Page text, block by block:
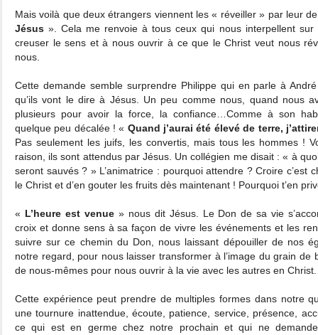
Mais voilà que deux étrangers viennent les « réveiller » par leur
Jésus». Cela me renvoie à tous ceux qui nous interpellent
creuser le sens et à nous ouvrir à ce que le Christ veut nous
nous.
Cette demande semble surprendre Philippe qui en parle à
qu’ils vont le dire à Jésus. Un peu comme nous, quand nous
plusieurs pour avoir la force, la confiance…Comme à son
quelque peu décalée ! « Quand j’aurai été élevé de terre,
Pas seulement les juifs, les convertis, mais tous les hommes !
raison, ils sont attendus par Jésus. Un collégien me disait : « à
seront sauvés ? » L’animatrice : pourquoi attendre ? Croire c’est
le Christ et d’en gouter les fruits dès maintenant ! Pourquoi t’en
« L’heure est venue » nous dit Jésus. Le Don de sa vie
croix et donne sens à sa façon de vivre les événements et les
suivre sur ce chemin du Don, nous laissant dépouiller de nos
notre regard, pour nous laisser transformer à l’image du grain de
de nous-mêmes pour nous ouvrir à la vie avec les autres en Christ.
Cette expérience peut prendre de multiples formes dans notre
une tournure inattendue, écoute, patience, service, présence,
ce qui est en germe chez notre prochain et qui ne